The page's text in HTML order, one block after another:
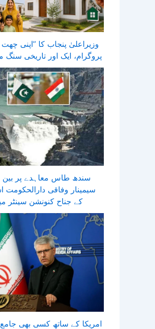
وزیراعلیٰ پنجاب کا ’’اپنی چھت
پروگرام، ایک اور تاریخی سنگ
سندھ طاس معاہدے پر بین
سیمینار وفاقی دارالحکومت
کے جناح کنونشن سینٹر
امریکا کے ساتھ کسی بھی